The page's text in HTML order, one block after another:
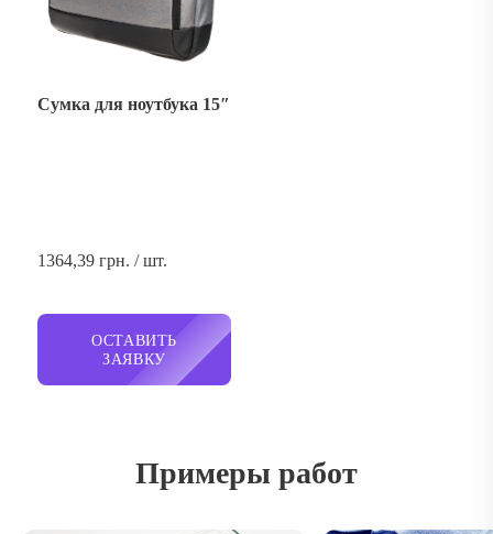
Сумка для ноутбука 15″
1364,39 грн. / шт.
ОСТАВИТЬ
ЗАЯВКУ
Примеры работ